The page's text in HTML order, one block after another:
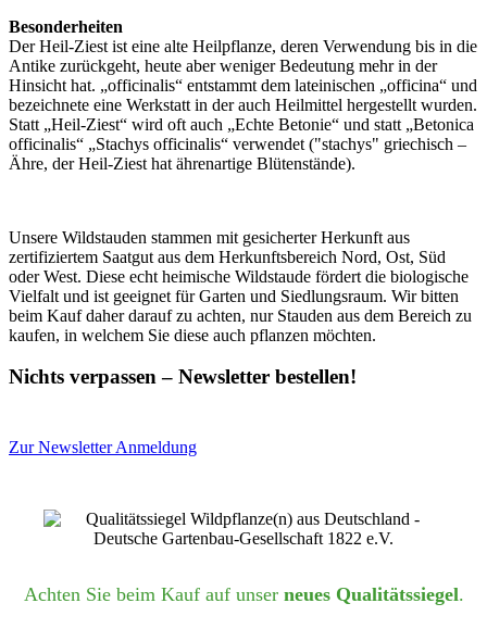
Besonderheiten
Der Heil-Ziest ist eine alte Heilpflanze, deren Verwendung bis in die
Antike zurückgeht, heute aber weniger Bedeutung mehr in der
Hinsicht hat. „officinalis“ entstammt dem lateinischen „officina“ und
bezeichnete eine Werkstatt in der auch Heilmittel hergestellt wurden.
Statt „Heil-Ziest“ wird oft auch „Echte Betonie“ und statt „Betonica
officinalis“ „Stachys officinalis“ verwendet ("stachys" griechisch –
Ähre, der Heil-Ziest hat ährenartige Blütenstände).
Unsere Wildstauden stammen mit gesicherter Herkunft aus
zertifiziertem Saatgut aus dem Herkunftsbereich Nord, Ost, Süd
oder West. Diese echt heimische Wildstaude fördert die biologische
Vielfalt und ist geeignet für Garten und Siedlungsraum. Wir bitten
beim Kauf daher darauf zu achten, nur Stauden aus dem Bereich zu
kaufen, in welchem Sie diese auch pflanzen möchten.
Nichts verpassen – Newsletter bestellen!
Zur Newsletter Anmeldung
Achten Sie beim Kauf auf unser neues Qualitätssiegel.